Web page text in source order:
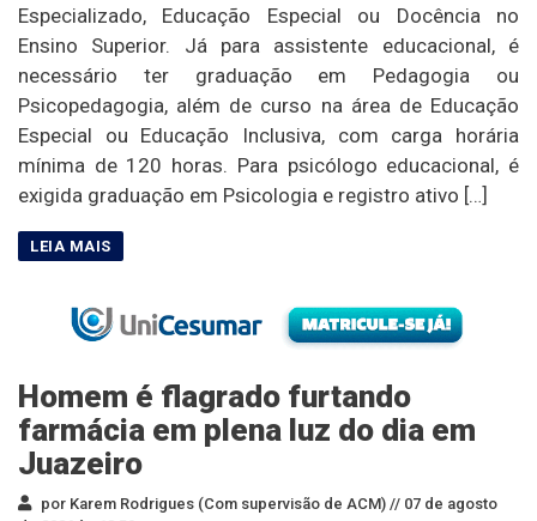
Especializado, Educação Especial ou Docência no
Ensino Superior. Já para assistente educacional, é
necessário ter graduação em Pedagogia ou
Psicopedagogia, além de curso na área de Educação
Especial ou Educação Inclusiva, com carga horária
mínima de 120 horas. Para psicólogo educacional, é
exigida graduação em Psicologia e registro ativo […]
Homem é flagrado furtando
farmácia em plena luz do dia em
Juazeiro
por Karem Rodrigues (Com supervisão de ACM) // 07 de agosto